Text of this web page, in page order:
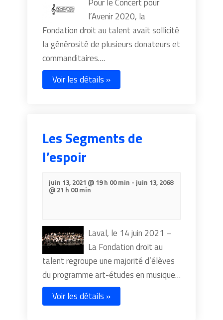
l’Avenir 2020, la
Fondation droit au talent avait sollicité
la générosité de plusieurs donateurs et
commanditaires.…
Voir les détails »
Les Segments de
l’espoir
juin 13, 2021 @ 19 h 00 min - juin 13, 2068
@ 21 h 00 min
Laval, le 14 juin 2021 –
La Fondation droit au
talent regroupe une majorité d’élèves
du programme art-études en musique…
Voir les détails »